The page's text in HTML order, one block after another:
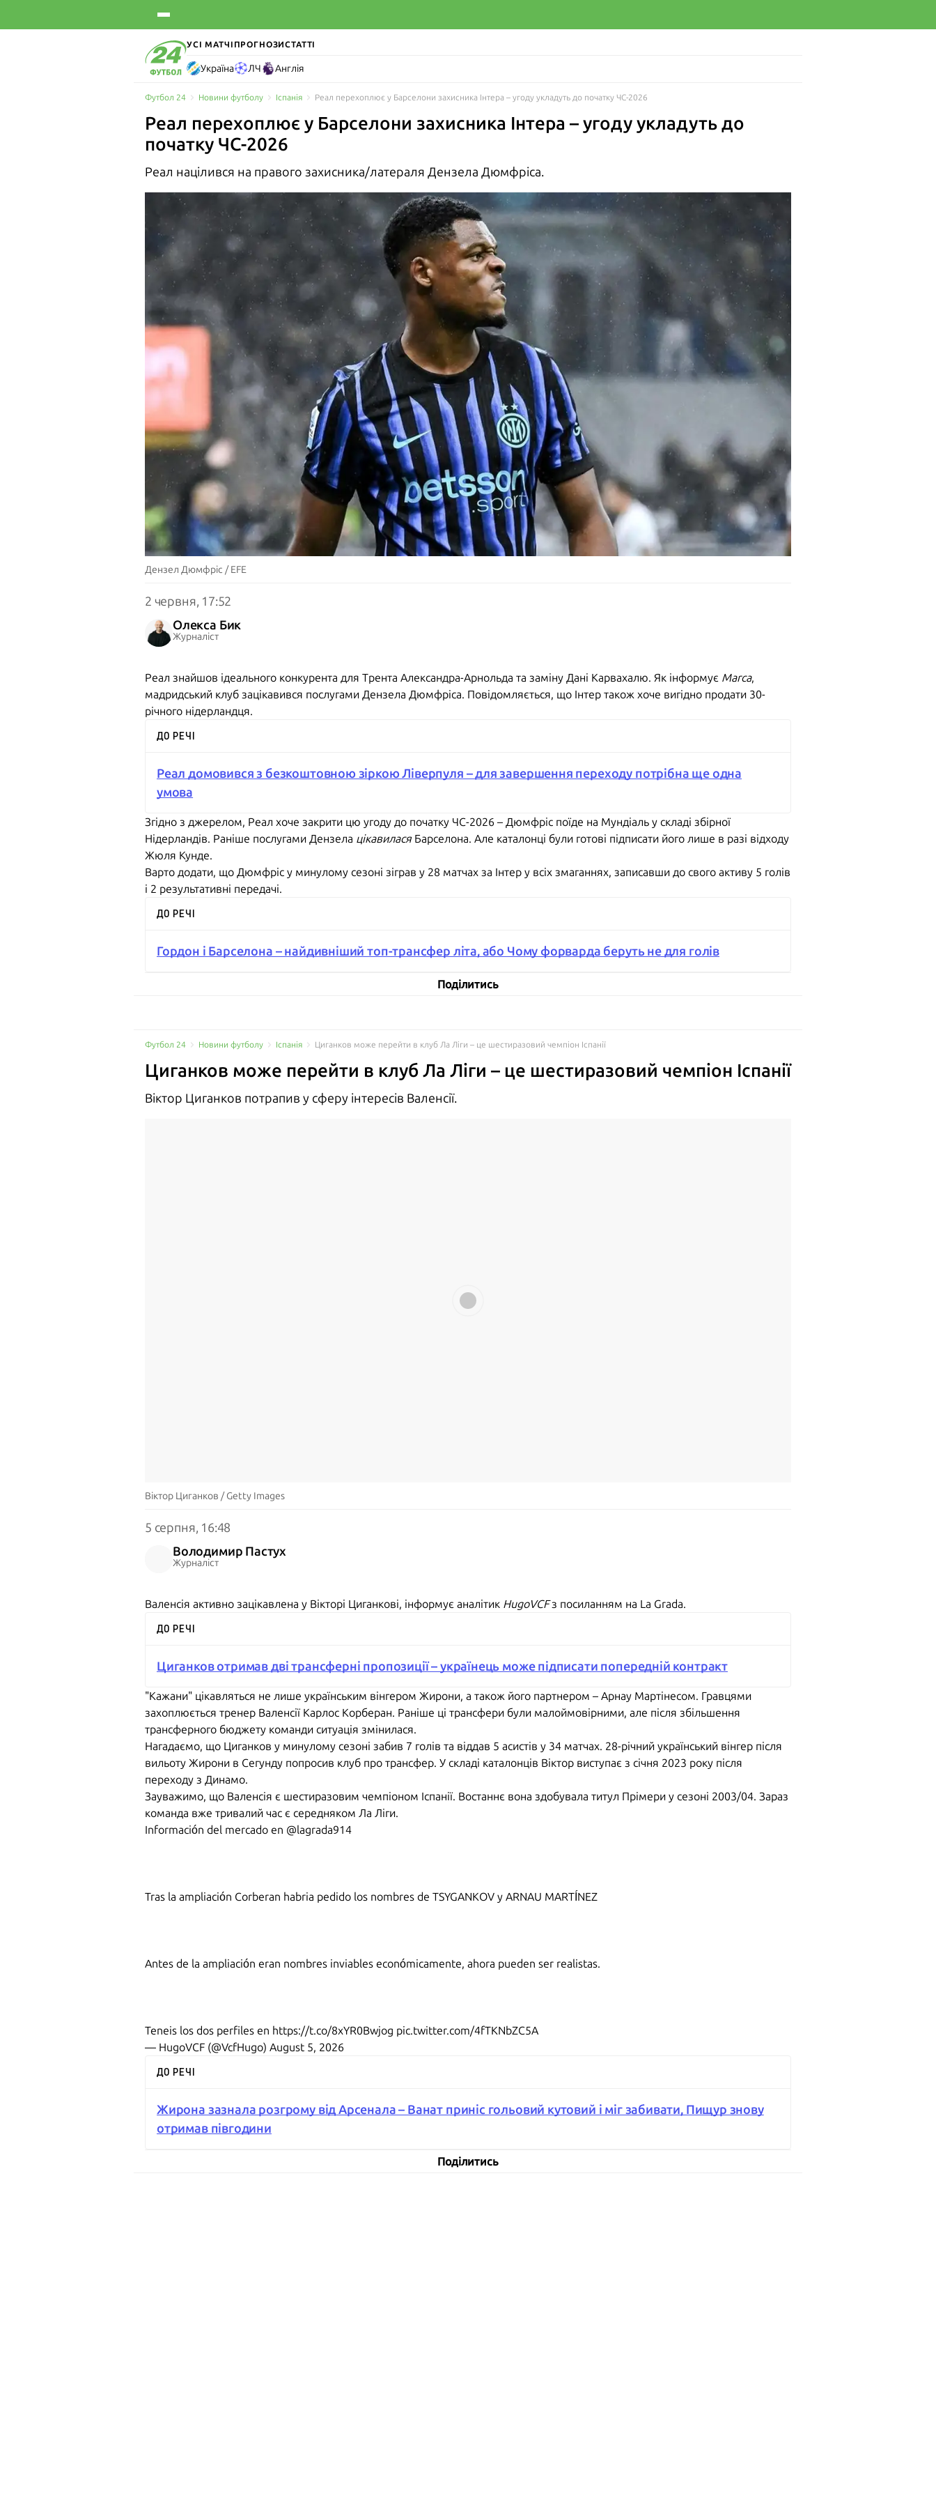
УСІ МАТЧІ ПРОГНОЗИСТАТТІ
Україна ЛЧ Англія
Футбол 24 Новини футболу Іспанія Реал перехоплює у Барселони захисника Інтера – угоду укладуть до початку ЧС-2026
Реал перехоплює у Барселони захисника Інтера – угоду укладуть до
початку ЧС-2026
Реал націлився на правого захисника/латераля Дензела Дюмфріса.
Дензел Дюмфріс / EFE
2 червня, 17:52
Олекса Бик
Журналіст
Реал знайшов ідеального конкурента для Трента Александра-Арнольда та заміну Дані Карвахалю. Як інформує Marca,
мадридський клуб зацікавився послугами Дензела Дюмфріса. Повідомляється, що Інтер також хоче вигідно продати 30-
річного нідерландця.
ДО РЕЧІ
Реал домовився з безкоштовною зіркою Ліверпуля – для завершення переходу потрібна ще одна
умова
Згідно з джерелом, Реал хоче закрити цю угоду до початку ЧС-2026 – Дюмфріс поїде на Мундіаль у складі збірної
Нідерландів. Раніше послугами Дензела цікавиласяБарселона. Але каталонці були готові підписати його лише в разі відходу
Жюля Кунде.
Варто додати, що Дюмфріс у минулому сезоні зіграв у 28 матчах за Інтер у всіх змаганнях, записавши до свого активу 5 голів
і 2 результативні передачі.
ДО РЕЧІ
Гордон і Барселона – найдивніший топ-трансфер літа, або Чому форварда беруть не для голів
Поділитись